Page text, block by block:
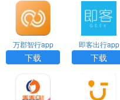
万郡智行app
下载
即客出行app
下载